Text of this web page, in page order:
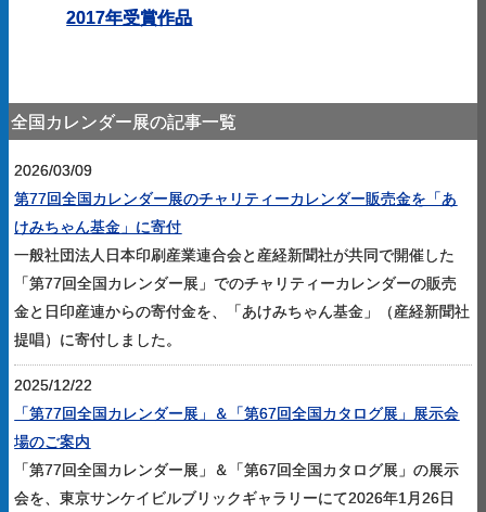
2017年受賞作品
全国カレンダー展の記事一覧
2026/03/09
第77回全国カレンダー展のチャリティーカレンダー販売金を「あ
けみちゃん基金」に寄付
一般社団法人日本印刷産業連合会と産経新聞社が共同で開催した
「第77回全国カレンダー展」でのチャリティーカレンダーの販売
金と日印産連からの寄付金を、「あけみちゃん基金」（産経新聞社
提唱）に寄付しました。
2025/12/22
「第77回全国カレンダー展」＆「第67回全国カタログ展」展示会
場のご案内
「第77回全国カレンダー展」＆「第67回全国カタログ展」の展示
会を、東京サンケイビルブリックギャラリーにて2026年1月26日